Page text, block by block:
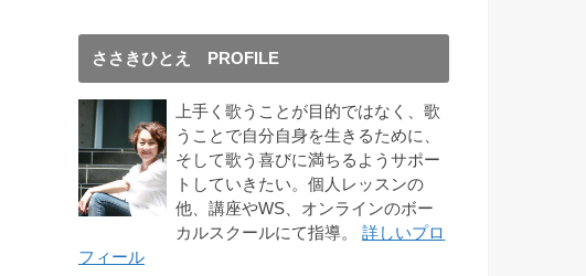
ささきひとえ PROFILE
上手く歌うことが目的ではなく、歌
うことで自分自身を生きるために、
そして歌う喜びに満ちるようサポー
トしていきたい。個人レッスンの
他、講座やWS、オンラインのボー
カルスクールにて指導。詳しいプロ
フィール